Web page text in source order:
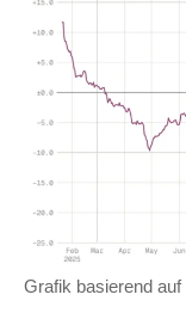
Grafik basierend auf